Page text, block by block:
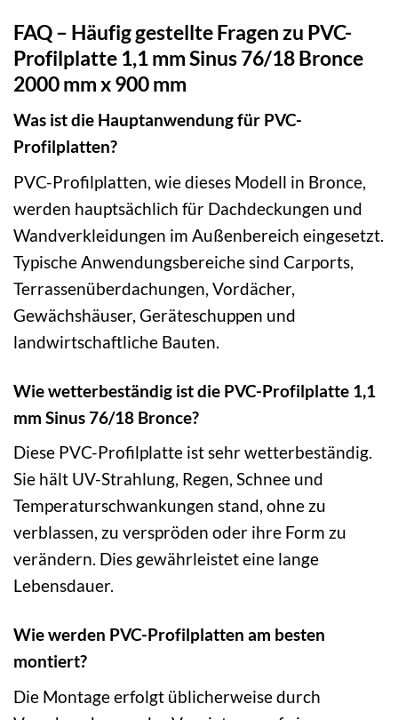
FAQ – Häufig gestellte Fragen zu PVC-
Profilplatte 1,1 mm Sinus 76/18 Bronce
2000 mm x 900 mm
Was ist die Hauptanwendung für PVC-
Profilplatten?
PVC-Profilplatten, wie dieses Modell in Bronce,
werden hauptsächlich für Dachdeckungen und
Wandverkleidungen im Außenbereich eingesetzt.
Typische Anwendungsbereiche sind Carports,
Terrassenüberdachungen, Vordächer,
Gewächshäuser, Geräteschuppen und
landwirtschaftliche Bauten.
Wie wetterbeständig ist die PVC-Profilplatte 1,1
mm Sinus 76/18 Bronce?
Diese PVC-Profilplatte ist sehr wetterbeständig.
Sie hält UV-Strahlung, Regen, Schnee und
Temperaturschwankungen stand, ohne zu
verblassen, zu verspröden oder ihre Form zu
verändern. Dies gewährleistet eine lange
Lebensdauer.
Wie werden PVC-Profilplatten am besten
montiert?
Die Montage erfolgt üblicherweise durch